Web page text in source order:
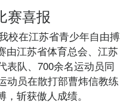
喜报
校在江苏省青少年自由搏
由江苏省体育总会、江苏
表队、700余名运动员同
动员在散打部曹炜信教练
斩获傲人成绩。